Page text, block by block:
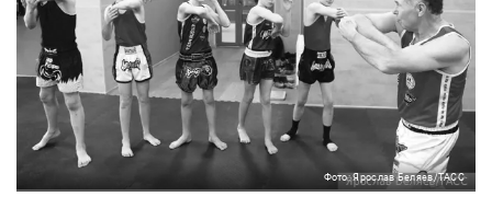
Фото: Ярослав Беляев/ТАСС